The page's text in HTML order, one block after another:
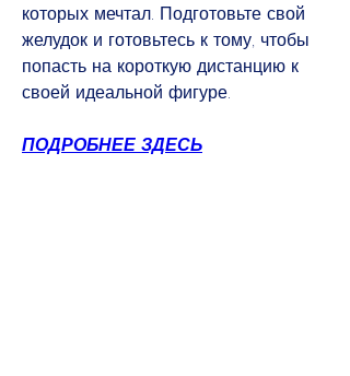
которых мечтал. Подготовьте свой
желудок и готовьтесь к тому, чтобы
попасть на короткую дистанцию к
своей идеальной фигуре.
ПОДРОБНЕЕ ЗДЕСЬ